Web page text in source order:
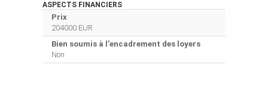
ASPECTS FINANCIERS
Prix
204000 EUR
Bien soumis à l'encadrement des loyers
Non